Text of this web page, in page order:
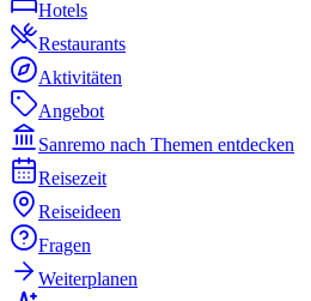
Hotels
Restaurants
Aktivitäten
Angebot
Sanremo nach Themen entdecken
Reisezeit
Reiseideen
Fragen
Weiterplanen